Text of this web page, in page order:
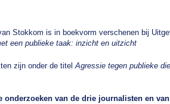
Stokkom is in boekvorm verschenen bij
een publieke taak: inzicht en uitzicht
zijn onder de titel Agressie tegen publieke
onderzoeken van de drie journalisten en